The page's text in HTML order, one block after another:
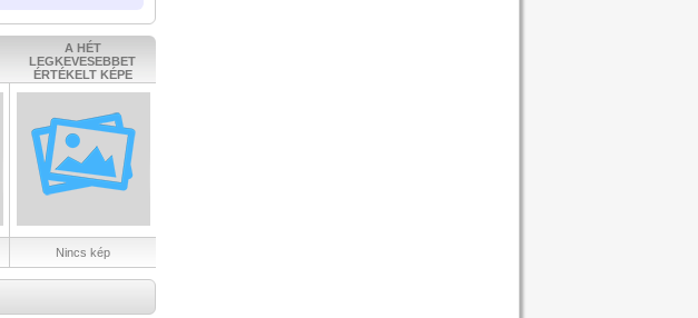
A HÉT
LEGKEVESEBBET
ÉRTÉKELT KÉPE
Nincs kép